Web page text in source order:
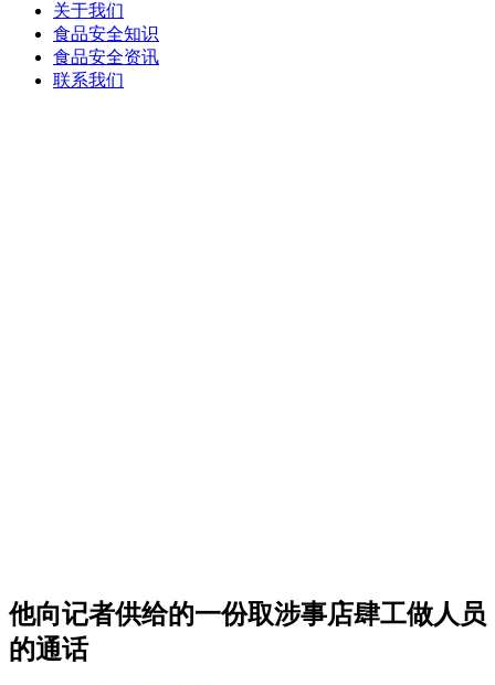
关于我们
食品安全知识
食品安全资讯
联系我们
他向记者供给的一份取涉事店肆工做人员
的通话